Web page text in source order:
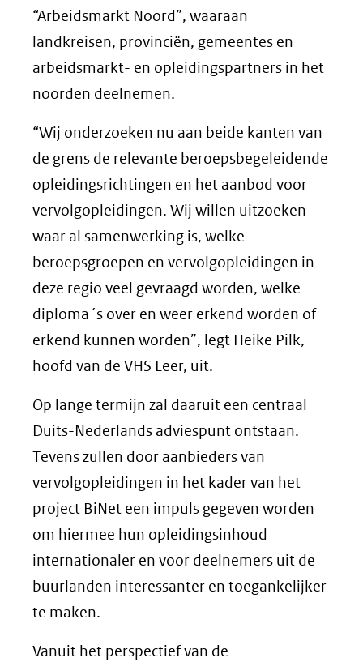
“Arbeidsmarkt Noord”, waaraan
landkreisen, provinciën, gemeentes en
arbeidsmarkt- en opleidingspartners in het
noorden deelnemen.
“Wij onderzoeken nu aan beide kanten van
de grens de relevante beroepsbegeleidende
opleidingsrichtingen en het aanbod voor
vervolgopleidingen. Wij willen uitzoeken
waar al samenwerking is, welke
beroepsgroepen en vervolgopleidingen in
deze regio veel gevraagd worden, welke
diploma´s over en weer erkend worden of
erkend kunnen worden”, legt Heike Pilk,
hoofd van de VHS Leer, uit.
Op lange termijn zal daaruit een centraal
Duits-Nederlands adviespunt ontstaan.
Tevens zullen door aanbieders van
vervolgopleidingen in het kader van het
project BiNet een impuls gegeven worden
om hiermee hun opleidingsinhoud
internationaler en voor deelnemers uit de
buurlanden interessanter en toegankelijker
te maken.
Vanuit het perspectief van de